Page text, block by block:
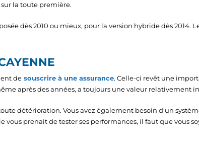
la toute première.
dès 2010 ou mieux, pour la version hybride dès 2014.
de souscrire à une assurance. Celle-ci revêt une
après des années, a toujours une valeur relativement
détérioration. Vous avez également besoin d‘un
prenait de tester ses performances, il faut que vous